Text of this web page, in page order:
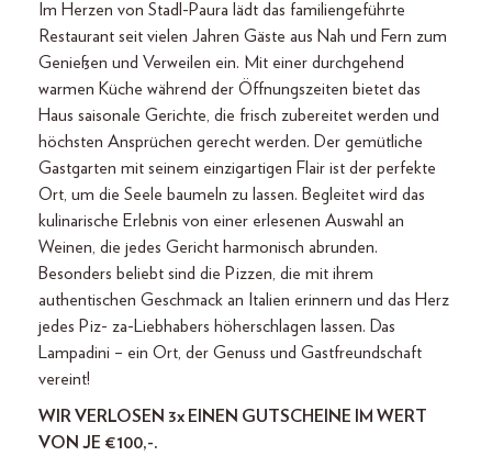
Im Herzen von Stadl-Paura lädt das familiengeführte
Restaurant seit vielen Jahren Gäste aus Nah und Fern zum
Genießen und Verweilen ein. Mit einer durchgehend
warmen Küche während der Öffnungszeiten bietet das
Haus saisonale Gerichte, die frisch zubereitet werden und
höchsten Ansprüchen gerecht werden. Der gemütliche
Gastgarten mit seinem einzigartigen Flair ist der perfekte
Ort, um die Seele baumeln zu lassen. Begleitet wird das
kulinarische Erlebnis von einer erlesenen Auswahl an
Weinen, die jedes Gericht harmonisch abrunden.
Besonders beliebt sind die Pizzen, die mit ihrem
authentischen Geschmack an Italien erinnern und das Herz
jedes Piz- za-Liebhabers höherschlagen lassen. Das
Lampadini – ein Ort, der Genuss und Gastfreundschaft
vereint!
WIR VERLOSEN 3x EINEN GUTSCHEINE IM WERT
VON JE €100,-.